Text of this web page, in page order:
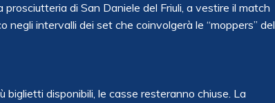
di San Daniele del Friuli, a vestire il match
negli intervalli dei set che coinvolgerà le “moppers” del
biglietti disponibili, le casse resteranno chiuse. La